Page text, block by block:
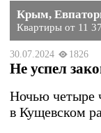
Крым,
Квартиры от 11
30.07.2024 1826
Не успел
Ночью четыре
в Кущевском